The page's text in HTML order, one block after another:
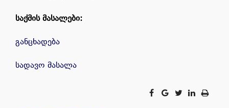
საქმის მასალები:
განცხადება
სადავო მასალა